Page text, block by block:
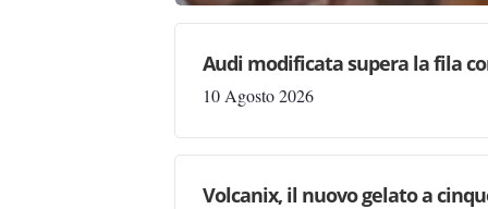
Audi modificata supera la fila
10 Agosto 2026
Volcanix, il nuovo gelato a